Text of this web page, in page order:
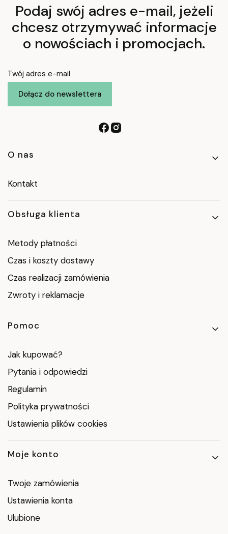
Podaj swój adres e-mail, jeżeli
chcesz otrzymywać informacje
o nowościach i promocjach.
Twój adres e-mail
Dołącz do newslettera
Linki w stopce
O nas
Kontakt
Obsługa klienta
Metody płatności
Czas i koszty dostawy
Czas realizacji zamówienia
Zwroty i reklamacje
Pomoc
Jak kupować?
Pytania i odpowiedzi
Regulamin
Polityka prywatności
Ustawienia plików cookies
Moje konto
Twoje zamówienia
Ustawienia konta
Ulubione